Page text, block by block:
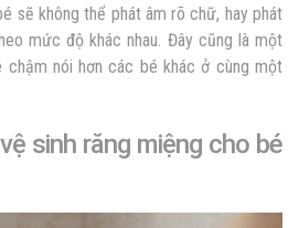
sẽ không thể phát âm rõ chữ, hay phát
mức độ khác nhau. Đây cũng là một
chậm nói hơn các bé khác ở cùng một
sinh răng miệng cho bé